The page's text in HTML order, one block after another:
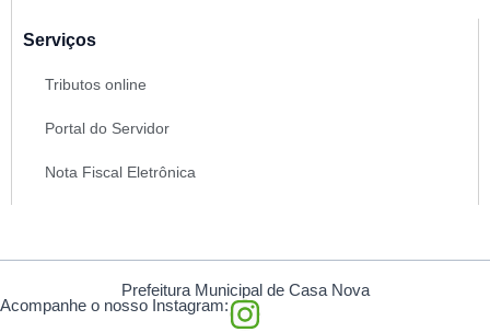
Serviços
Tributos online
Portal do Servidor
Nota Fiscal Eletrônica
Prefeitura Municipal de Casa Nova
I
Acompanhe o nosso Instagram: